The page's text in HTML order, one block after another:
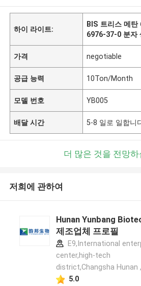
하이 라이트:
BIS 트리스 메
6976-37-0 분자
가격 negotiable
공급 능력 10Ton/Month
모델 번호 YB005
배달 시간 5-8 일로 일합니
더 많은 것을 전망하
저희에 관하여
Hunan Yunbang
제조업체 프로필
E9,International
center,high-tech
district,Changsha Hunan
5.0